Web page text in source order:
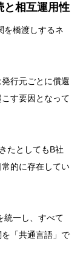
と相互運用性
を橋渡しするネ
行元ごとに償還
す要因となって
たとしてもB社
的に存在してい
統一し、すべて
「共通言語」で